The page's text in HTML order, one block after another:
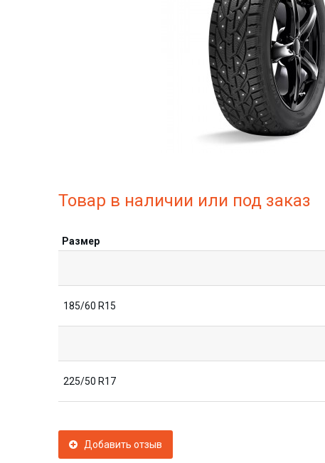
Товар в наличии или под заказ
Размер
185/60 R15
225/50 R17
Добавить отзыв